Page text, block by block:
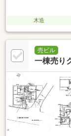
木造
売ビル
一棟売り